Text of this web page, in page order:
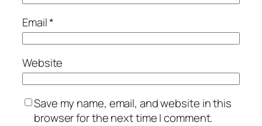
Email*
Website
Save my name, email, and website in this
browser for the next time I comment.